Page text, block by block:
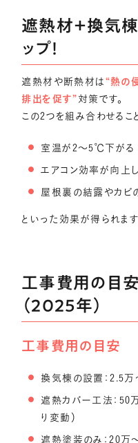
遮熱材＋換気
ップ！
遮熱材や断熱材は “熱の
排出を促す” 対策です。
この2つを組み合わせること
室温が2〜5℃下がる
エアコン効率が向上
屋根裏の結露やカビ
といった効果が得られます
工事費用の目
（2025年）
工事費用の目安
換気棟の設置：2.5
遮熱カバー工法：50
り変動）
遮熱塗装のみ：20万